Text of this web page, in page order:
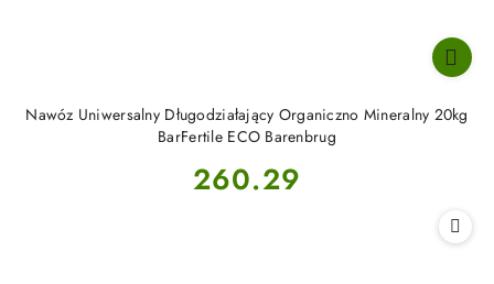
Nawóz Uniwersalny Długodziałający Organiczno Mineralny 20kg
BarFertile ECO Barenbrug
Cena:
260.29